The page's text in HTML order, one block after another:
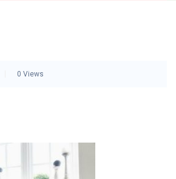
0 Views